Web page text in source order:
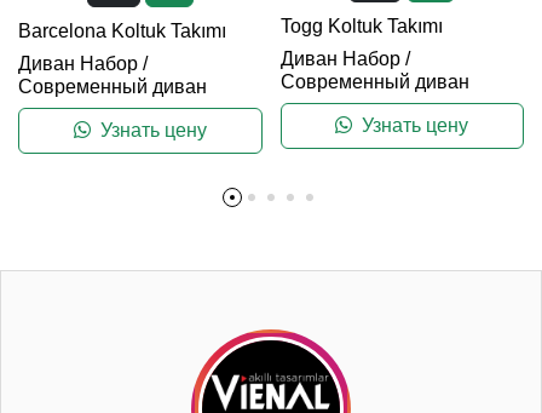
Barcelona Koltuk Takımı
Диван Набор /
Современный диван
Узнать цену
Togg Koltuk Takımı
Диван Набор/
Современный диван
Узнать цену